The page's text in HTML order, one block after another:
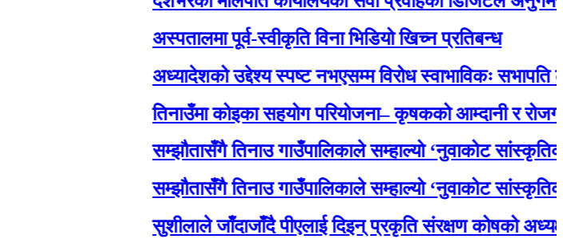
अस्पतालमा पूर्व-स्वीकृति विना भिडियो खिच्न प्रतिबन्ध
अध्यादेशको उद्देश्य स्पष्ट नभएसम्म विरोध स्वाभाविकः सभापति लामिछाने
तिनाउँमा कोइका सहयोग परियोजना– कृषकको आम्दानी र रोजगारमा
सम्झौतासँगै तिनाउ गाउँपालिकाले सम्हाल्यो ‘नुवाकोट सांस्कृतिक धरोहर
सम्झौतासँगै तिनाउ गाउँपालिकाले सम्हाल्यो ‘नुवाकोट सांस्कृतिक धरोहर
सुशीलाले जाँदाजाँदै पीएलाई दिइन् प्रकृति संरक्षण कोषको अध्यक्षमा